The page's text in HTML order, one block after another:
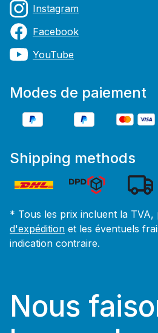
Instagram
Facebook
YouTube
Modes de paiement
Shipping methods
* Tous les prix incluent la TVA,
d'expédition et les éventuels
indication contraire.
Nous